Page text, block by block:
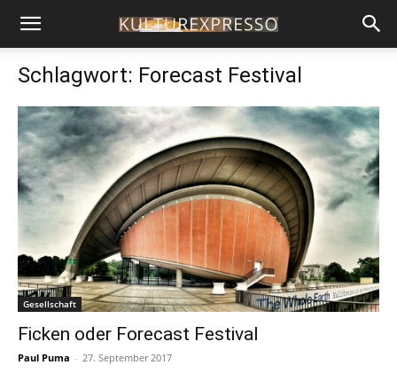
Schlagwort: Forecast Festival
Gesellschaft
Ficken oder Forecast Festival
Paul Puma - 27. September 2017